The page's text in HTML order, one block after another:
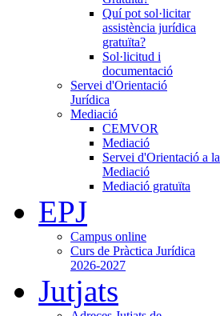
Quí pot sol·licitar
assistència jurídica
gratuïta?
Sol·licitud i
documentació
Servei d'Orientació
Jurídica
Mediació
CEMVOR
Mediació
Servei d'Orientació a la
Mediació
Mediació gratuïta
EPJ
Campus online
Curs de Pràctica Jurídica
2026-2027
Jutjats